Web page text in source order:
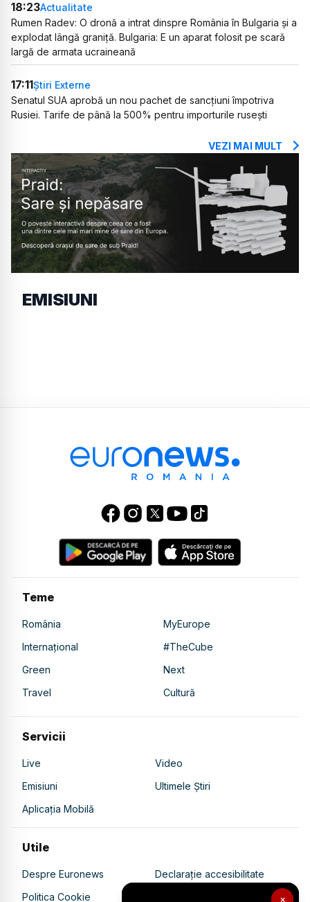
×
18:23Actualitate
Rumen Radev: O dronă a intrat dinspre România în Bulgaria și a
explodat lângă graniță. Bulgaria: E un aparat folosit pe scară
largă de armata ucraineană
17:11Știri Externe
Senatul SUA aprobă un nou pachet de sancțiuni împotriva
Rusiei. Tarife de până la 500% pentru importurile rusești
VEZI MAI MULT
EMISIUNI
Teme
România
MyEurope
Internațional
#TheCube
Green
Next
Travel
Cultură
Servicii
Live
Video
Emisiuni
Ultimele Știri
Aplicația Mobilă
Utile
Despre Euronews
Declarație accesibilitate
Politica Cookie
Politica de confidențialitate